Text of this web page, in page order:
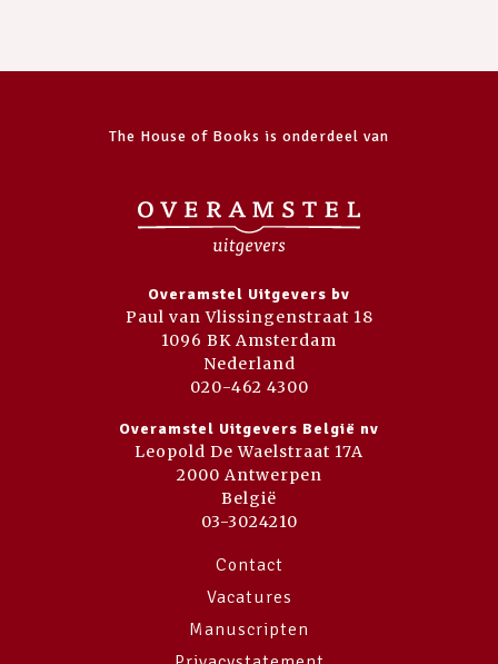
The House of Books is onderdeel van
Overamstel Uitgevers bv
Paul van Vlissingenstraat 18
1096 BK Amsterdam
Nederland
020-462 4300
Overamstel Uitgevers België nv
Leopold De Waelstraat 17A
2000 Antwerpen
België
03-3024210
Contact
Vacatures
Manuscripten